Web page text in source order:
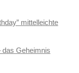
mittelleichte
Geheimnis